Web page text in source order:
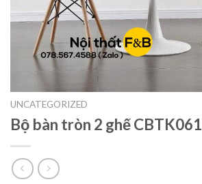
UNCATEGORIZED
Bộ bàn tròn 2 ghế CBTK061